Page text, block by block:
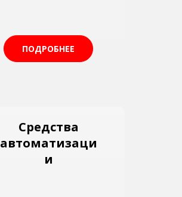
ПОДРОБНЕЕ
Средства
автоматизаци
и